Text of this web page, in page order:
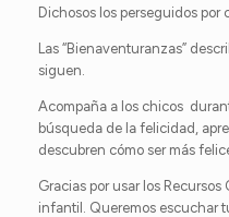
Dichosos los perseguidos por
Las “Bienaventuranzas”
siguen.
Acompaña a los chicos
búsqueda de la felicidad,
descubren cómo ser más
Gracias por usar los
infantil. Queremos escuchar